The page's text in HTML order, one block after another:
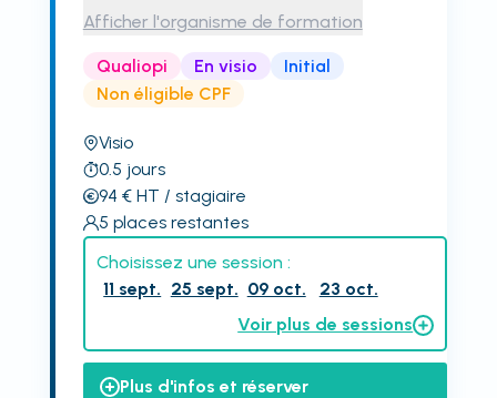
Afficher l'organisme de formation
Qualiopi En visio
Initial
Non éligible CPF
Visio
0.5 jours
94 € HT / stagiaire
5 places restantes
Choisissez une session :
11 sept. 25 sept. 09 oct.
23 oct.
Voir plus de sessions
Plus d'infos et réserver